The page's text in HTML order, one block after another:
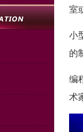
室
小
的
编
术